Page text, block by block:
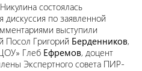
состоялась
дискуссия по заявленной
выступили
Григорий Берденников,
Глеб Ефремов, доцент
Экспертного совета ПИР-